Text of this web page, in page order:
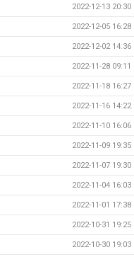
2022-12-13 20:30
2022-12-05 16:28
2022-12-02 14:36
2022-11-28 09:11
2022-11-18 16:27
2022-11-16 14:22
2022-11-10 16:06
2022-11-09 19:35
2022-11-07 19:30
2022-11-04 16:03
2022-11-01 17:38
2022-10-31 19:25
2022-10-30 19:03